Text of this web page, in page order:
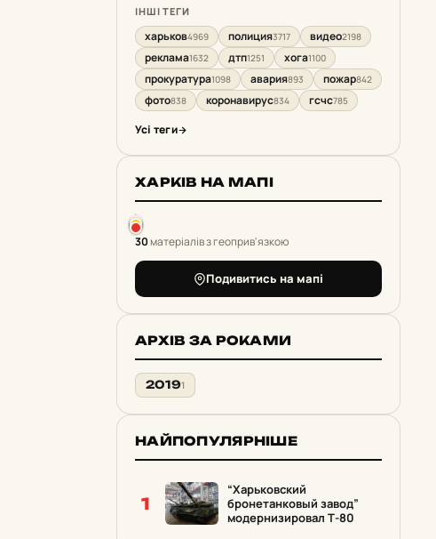
ІНШІ ТЕГИ
харьков4969 полиция3717 видео2198
реклама1632 дтп1251 хога1100
прокуратура1098 авария893 пожар842
фото838 коронавирус834 гсчс785
Усі теги
ХАРКІВ НА МАПІ
30матеріалів з геоприв'язкою
Подивитись на мапі
АРХІВ ЗА РОКАМИ
20191
НАЙПОПУЛЯРНІШЕ
1
“Харьковский
бронетанковый завод”
модернизировал Т-80